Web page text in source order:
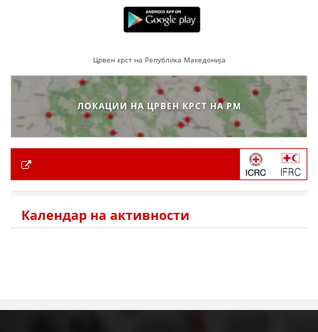
Црвен крст на Република Македонија
ЛОКАЦИИ НА ЦРВЕН КРСТ НА РМ
Календар на активности